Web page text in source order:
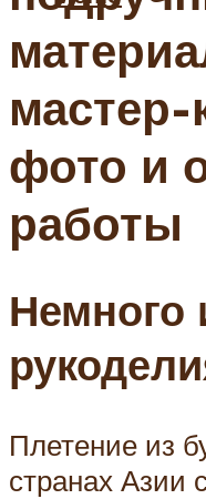
фото и
работы
Немного
Плетение из
странах Азии